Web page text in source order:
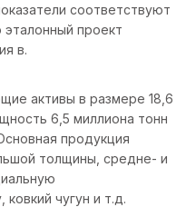
соответствуют
проект
в.
активы в размере 18,6
6,5 миллиона тонн
продукция
толщины, средне- и
чугун и т.д.